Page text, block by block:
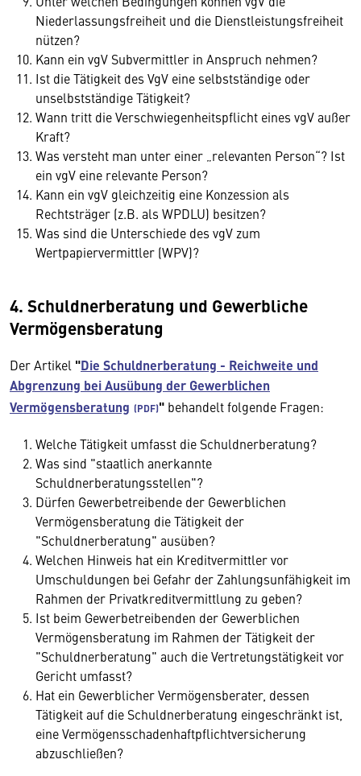
Niederlassungsfreiheit und die Dienstleistungsfreiheit
nützen?
Kann ein vgV Subvermittler in Anspruch nehmen?
Ist die Tätigkeit des VgV eine selbstständige oder
unselbstständige Tätigkeit?
Wann tritt die Verschwiegenheitspflicht eines vgV außer
Kraft?
Was versteht man unter einer „relevanten Person“? Ist
ein vgV eine relevante Person?
Kann ein vgV gleichzeitig eine Konzession als
Rechtsträger (z.B. als WPDLU) besitzen?
Was sind die Unterschiede des vgV zum
Wertpapiervermittler (WPV)?
4. Schuldnerberatung und Gewerbliche
Vermögensberatung
Der Artikel "Die Schuldnerberatung - Reichweite und
Abgrenzung bei Ausübung der Gewerblichen
Vermögensberatung
" behandelt folgende Fragen:
Welche Tätigkeit umfasst die Schuldnerberatung?
Was sind "staatlich anerkannte
Schuldnerberatungsstellen"?
Dürfen Gewerbetreibende der Gewerblichen
Vermögensberatung die Tätigkeit der
"Schuldnerberatung" ausüben?
Welchen Hinweis hat ein Kreditvermittler vor
Umschuldungen bei Gefahr der Zahlungsunfähigkeit im
Rahmen der Privatkreditvermittlung zu geben?
Ist beim Gewerbetreibenden der Gewerblichen
Vermögensberatung im Rahmen der Tätigkeit der
"Schuldnerberatung" auch die Vertretungstätigkeit vor
Gericht umfasst?
Hat ein Gewerblicher Vermögensberater, dessen
Tätigkeit auf die Schuldnerberatung eingeschränkt ist,
eine Vermögensschadenhaftpflichtversicherung
abzuschließen?